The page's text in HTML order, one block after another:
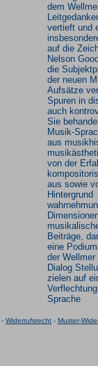
dem
vertieft und
auf die
Nelson
die
der neuen
Aufsätze
Spuren in
auch
Sie
Musik-
aus
von der
aus sowie
Hintergrund
Beiträge,
eine
der
Dialog
zielen auf
Sprache
- Widerrufsrecht - Muster-